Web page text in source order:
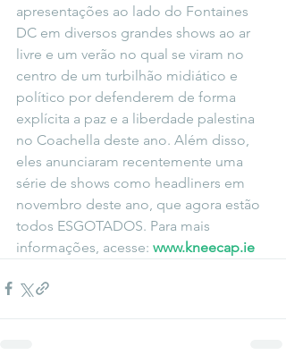
apresentações ao lado do Fontaines
DC em diversos grandes shows ao ar
livre e um verão no qual se viram no
centro de um turbilhão midiático e
político por defenderem de forma
explícita a paz e a liberdade palestina
no Coachella deste ano. Além disso,
eles anunciaram recentemente uma
série de shows como headliners em
novembro deste ano, que agora estão
todos ESGOTADOS. Para mais
informações, acesse: www.kneecap.ie